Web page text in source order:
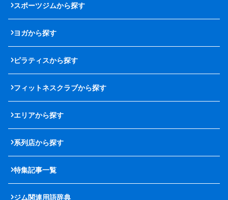
スポーツジムから探す
ヨガから探す
ピラティスから探す
フィットネスクラブから探す
エリアから探す
系列店から探す
特集記事一覧
ジム関連用語辞典